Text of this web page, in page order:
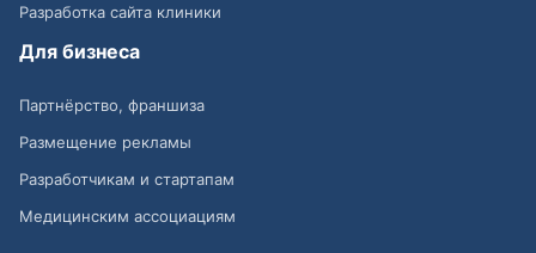
Разработка сайта клиники
Для бизнеса
Партнёрство, франшиза
Размещение рекламы
Разработчикам и стартапам
Медицинским ассоциациям